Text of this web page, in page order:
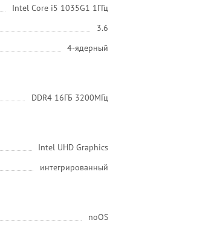
Intel Core i5 1035G1 1ГГц
3.6
4-ядерный
DDR4 16ГБ 3200МГц
Intel UHD Graphics
интегрированный
noOS